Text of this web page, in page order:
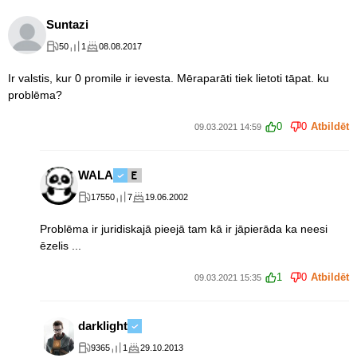
Suntazi
50 1 08.08.2017
Ir valstis, kur 0 promile ir ievesta. Mēraparāti tiek lietoti tāpat. ku
problēma?
09.03.2021 14:59 0 0 Atbildēt
WALA
17550 7 19.06.2002
Problēma ir juridiskajā pieejā tam kā ir jāpierāda ka neesi
ēzelis ...
09.03.2021 15:35 1 0 Atbildēt
darklight
9365 1 29.10.2013